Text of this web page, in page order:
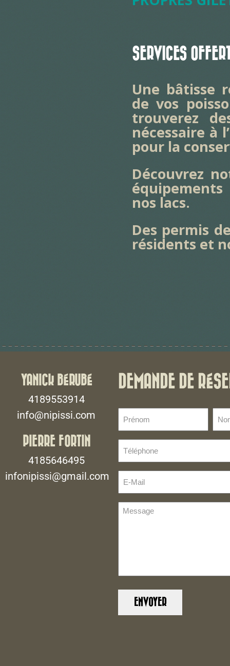
SERVICES
Une bâtisse
de vos
trouverez
nécessaire à
pour la
Découvrez
nos lacs.
Des permis
résidents et
YANICK BÉRUBÉ
4189553914
info@nipissi.com
PIERRE FORTIN
4185646495
infonipissi@gmail.com
DEMANDE DE
(Nécessaire)
de
(Nécessaire)
Mail
Message